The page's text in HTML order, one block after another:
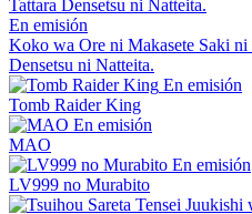
En emisión
Koko wa Ore ni Makasete Saki ni
Densetsu ni Natteita.
En emisión
Tomb Raider King
En emisión
MAO
En emisión
LV999 no Murabito